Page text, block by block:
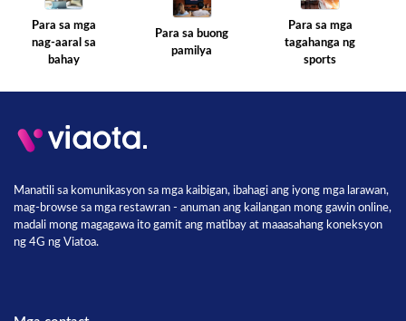
Para sa mga
nag-aaral sa
bahay
Para sa buong
pamilya
Para sa mga
tagahanga ng
sports
Manatili sa komunikasyon sa mga kaibigan, ibahagi ang iyong mga larawan,
mag-browse sa mga restawran - anuman ang kailangan mong gawin online,
madali mong magagawa ito gamit ang matibay at maaasahang koneksyon
ng 4G ng Viatoa.